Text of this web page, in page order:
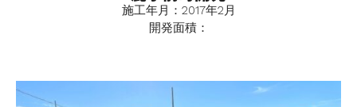
施工年月：2017年2月
開発面積：